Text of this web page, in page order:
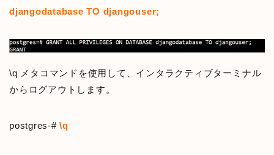
djangodatabase TO djangouser;
\q メタコマンドを使用して、インタラクティブターミナル
からログアウトします。
postgres-#\q